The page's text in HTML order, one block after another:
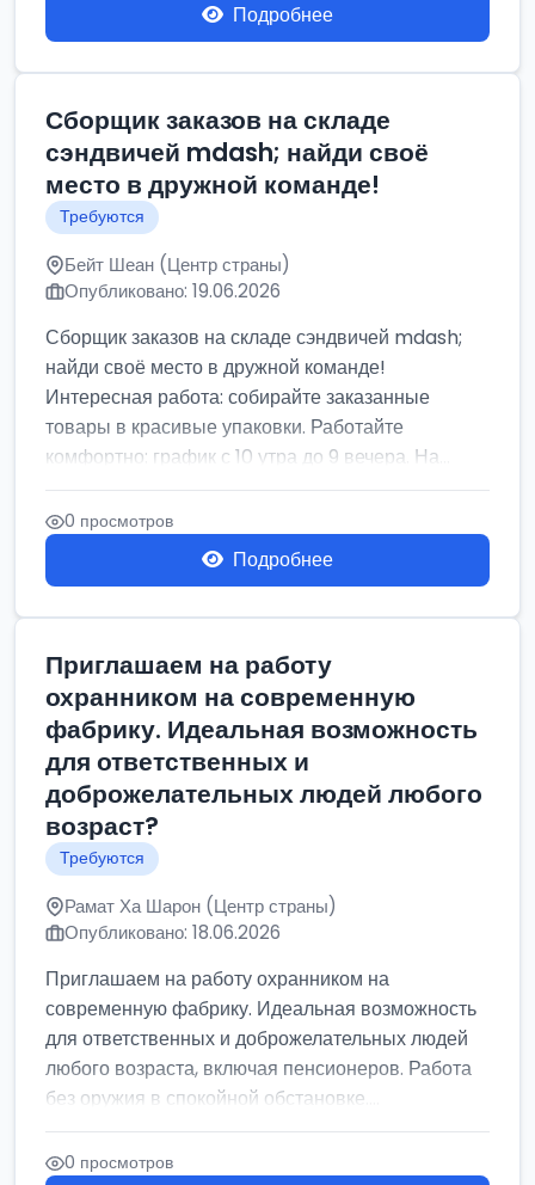
Подробнее
Сборщик заказов на складе
сэндвичей mdash; найди своё
место в дружной команде!
Требуются
Бейт Шеан (Центр страны)
Опубликовано: 19.06.2026
Сборщик заказов на складе сэндвичей mdash;
найди своё место в дружной команде!
Интересная работа: собирайте заказанные
товары в красивые упаковки. Работайте
комфортно: график с 10 утра до 9 вечера. На...
0 просмотров
Подробнее
Приглашаем на работу
охранником на современную
фабрику. Идеальная возможность
для ответственных и
доброжелательных людей любого
возраст?
Требуются
Рамат Ха Шарон (Центр страны)
Опубликовано: 18.06.2026
Приглашаем на работу охранником на
современную фабрику. Идеальная возможность
для ответственных и доброжелательных людей
любого возраста, включая пенсионеров. Работа
без оружия в спокойной обстановке....
0 просмотров